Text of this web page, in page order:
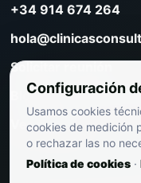
+34 914 674 264
Solicitar reunión
Blog de marketing
Ver precios
Configuración
Usamos cookies
cookies de medición
o rechazar las no
Política de cookies ·